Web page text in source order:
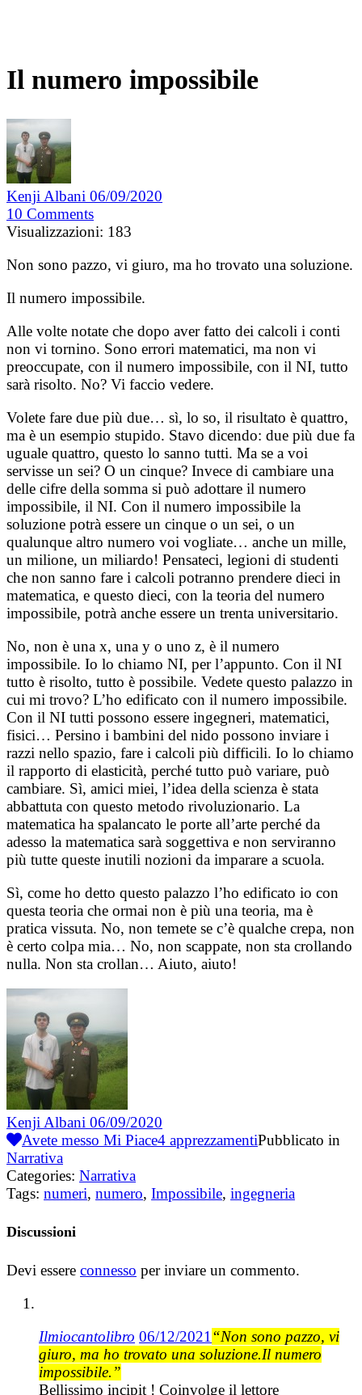
Il numero impossibile
Kenji Albani 06/09/2020
10 Comments
Visualizzazioni: 183
Non sono pazzo, vi giuro, ma ho trovato una soluzione.
Il numero impossibile.
Alle volte notate che dopo aver fatto dei calcoli i conti
non vi tornino. Sono errori matematici, ma non vi
preoccupate, con il numero impossibile, con il NI, tutto
sarà risolto. No? Vi faccio vedere.
Volete fare due più due… sì, lo so, il risultato è quattro,
ma è un esempio stupido. Stavo dicendo: due più due fa
uguale quattro, questo lo sanno tutti. Ma se a voi
servisse un sei? O un cinque? Invece di cambiare una
delle cifre della somma si può adottare il numero
impossibile, il NI. Con il numero impossibile la
soluzione potrà essere un cinque o un sei, o un
qualunque altro numero voi vogliate… anche un mille,
un milione, un miliardo! Pensateci, legioni di studenti
che non sanno fare i calcoli potranno prendere dieci in
matematica, e questo dieci, con la teoria del numero
impossibile, potrà anche essere un trenta universitario.
No, non è una x, una y o uno z, è il numero
impossibile. Io lo chiamo NI, per l’appunto. Con il NI
tutto è risolto, tutto è possibile. Vedete questo palazzo in
cui mi trovo? L’ho edificato con il numero impossibile.
Con il NI tutti possono essere ingegneri, matematici,
fisici… Persino i bambini del nido possono inviare i
razzi nello spazio, fare i calcoli più difficili. Io lo chiamo
il rapporto di elasticità, perché tutto può variare, può
cambiare. Sì, amici miei, l’idea della scienza è stata
abbattuta con questo metodo rivoluzionario. La
matematica ha spalancato le porte all’arte perché da
adesso la matematica sarà soggettiva e non serviranno
più tutte queste inutili nozioni da imparare a scuola.
Sì, come ho detto questo palazzo l’ho edificato io con
questa teoria che ormai non è più una teoria, ma è
pratica vissuta. No, non temete se c’è qualche crepa, non
è certo colpa mia… No, non scappate, non sta crollando
nulla. Non sta crollan… Aiuto, aiuto!
Kenji Albani 06/09/2020
Avete messo Mi Piace4 apprezzamentiPubblicato in
Narrativa
Categories: Narrativa
Tags: numeri, numero, Impossibile, ingegneria
Discussioni
Devi essere connesso per inviare un commento.
Ilmiocantolibro 06/12/2021“Non sono pazzo, vi
giuro, ma ho trovato una soluzione.Il numero
impossibile.”
Bellissimo incipit ! Coinvolge il lettore